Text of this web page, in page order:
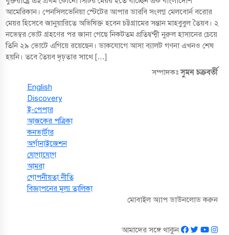
আমেরিকান। পেনসিলভেনিয়া স্টেটের আপার ডারবি সংলগ্ন মেলবোর্ন বরোর
মেয়র হিসেবে জানুয়ারিতে অভিষিক্ত হবেন চট্টগ্রামের সন্তান মাহবুবুল তৈয়ব। ২
নভেম্বর ভোট গ্রহণের পর জানা গেছে নিকটতম প্রতিদ্বন্দ্বী নুরুল হাসানের চেয়ে
তিনি ২৯ ভোটে এগিয়ে রয়েছেন। ডাকযোগে আসা ব্যালট গণনা এখনও শেষ
হয়নি। তবে তৈয়ব দৃঢ়তার সাথে […]
সম্পাদকঃসুমন চক্রবর্তী
English
Discovery
ই-পেপার
আজকের পত্রিকা
কনভার্টার
অর্গানাইজেশন
যোগাযোগ
আমরা
গোপনীয়তা নীতি
বিজ্ঞাপনের মূল্য তালিকা
মোবাইল অ্যাপ ডাউনলোড করুন
আমাদের সঙ্গে থাকুন